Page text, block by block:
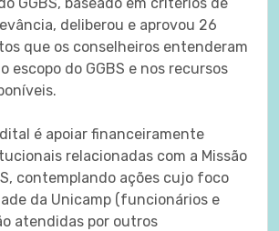
deliberou e aprovou 26
que os conselheiros entenderam
escopo do GGBS e nos recursos
é apoiar financeiramente
relacionadas com a Missão
contemplando ações cujo foco
da Unicamp (funcionários e
atendidas por outros